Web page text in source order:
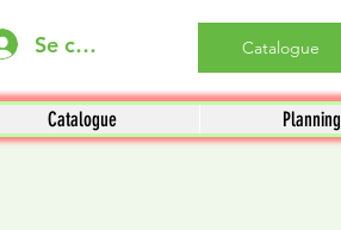
Se connecter Catalogue
Catalogue Planning